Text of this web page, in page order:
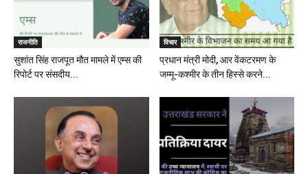
राजनीति
सुशांत सिंह राजपूत मौत मामले में एम्स की
रिपोर्ट पर संसदीय...
विचार
प्रधान मंत्री मोदी, आर वेंकटरमण के
जम्मू-कश्मीर के तीन हिस्से करने...